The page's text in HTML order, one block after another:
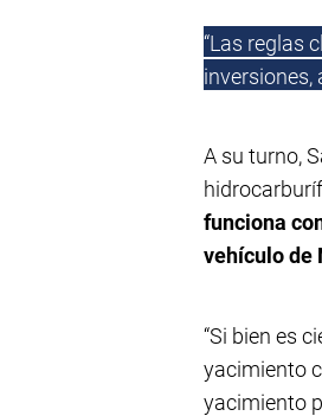
“Las reglas
inversiones,
A su turno,
funciona
vehículo de
“Si bien es
yacimiento
yacimiento